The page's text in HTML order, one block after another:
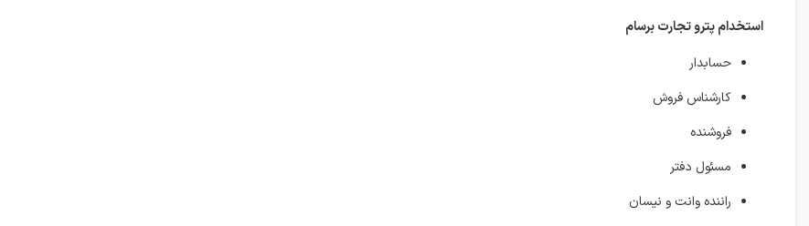
استخدام پترو تجارت برسام
حسابدار
کارشناس فروش
فروشنده
مسئول دفتر
راننده وانت و نیسان